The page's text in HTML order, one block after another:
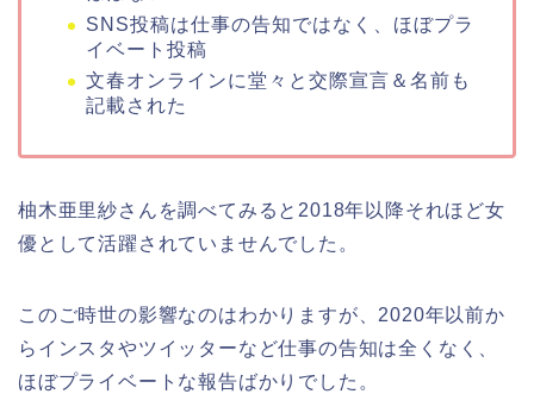
SNS投稿は仕事の告知ではなく、ほぼプラ
イベート投稿
文春オンラインに堂々と交際宣言＆名前も
記載された
柚木亜里紗さんを調べてみると2018年以降それほど女
優として活躍されていませんでした。
このご時世の影響なのはわかりますが、2020年以前か
らインスタやツイッターなど仕事の告知は全くなく、
ほぼプライベートな報告ばかりでした。